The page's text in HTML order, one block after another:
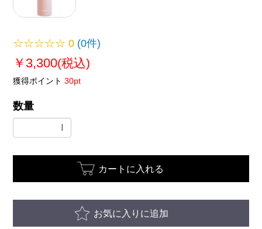
☆☆☆☆☆0 (0件)
￥3,300(税込)
獲得ポイント 30pt
数量
カートに入れる
お気に入りに追加